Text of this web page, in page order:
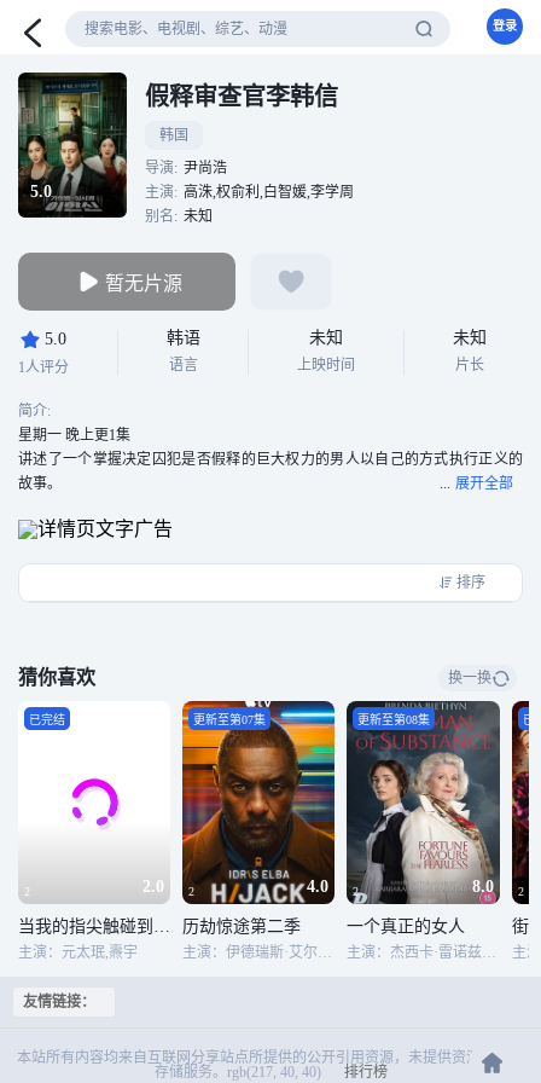
登录
5.0
假释审查官李韩信
韩国
导演: 尹尚浩
主演: 高洙,权俞利,白智媛,李学周
别名: 未知
暂无片源
5.0
1人评分
韩语
语言
未知
上映时间
未知
片长
简介:
星期一 晚上更1集
讲述了一个掌握决定囚犯是否假释的巨大权力的男人以自己的方式执行正义的
故事。
排序
猜你喜欢 换一换
2 2.0
已完结
主演：元太珉,燾宇
2 4.0
更新至第07集
历劫惊途第二季
主演：伊德瑞斯·艾尔巴,尼尔·马斯克尔,伊芙·迈勒斯,克里斯蒂尼·亚当斯,马克思·比斯雷,雅奇·潘嘉比,霍莉·艾尔德,本·迈尔斯,哈蒂·莫拉汉,内尔·斯杜克,凯萨·哈姆隆德,佐拉·毕晓普,杰瑞米·安·琼斯,凯特·菲利普斯,贾斯珀·布里顿,艾米·凯莉,穆罕默德·艾尔森德,西蒙·迈克伯尼,詹姆斯·伯罗斯,马库斯·加维
2 8.0
更新至第08集
一个真正的女人
主演：杰西卡·雷诺兹,布兰达·布莱斯,乔·乔伊纳,Keith Lomas, 埃米特·J·斯坎伦,莉迪亚·伦纳德,托比·瑞格波,利安娜·贝斯特,威尔·梅勒,兰尼·拉什,伊万·霍罗克斯,Niall Wright,罗伯特·威尔福特,希夫图·卡西姆,乔治娜·萨德勒,Harry Cadby,索菲·博尔德,安德鲁·查尔斯·戴维斯,吉恩-帕斯卡尔·海涅曼德,Leon Cole
2
已
街
主
友情链接：
本站所有内容均来自互联网分享站点所提供的公开引用资源，未提供资源上传、
存储服务。rgb(217, 40, 40)
排行榜